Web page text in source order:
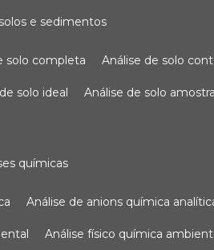
solos e sedimentos
solo completa análise de solo
de solo ideal análise de solo
químicas
análise de anions química
análise físico química